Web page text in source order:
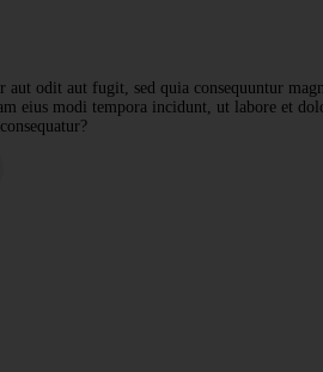
odit aut fugit, sed quia consequuntur
eius modi tempora incidunt, ut labore et